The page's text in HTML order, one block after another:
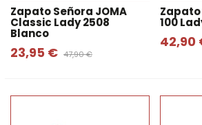
Zapato Señora JOMA
Classic Lady 2508
Blanco
23,95 € 47,90 €
Zapato
100
42,90